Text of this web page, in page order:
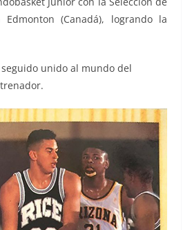
Edmonton (Canadá), logrando la
unido al mundo del